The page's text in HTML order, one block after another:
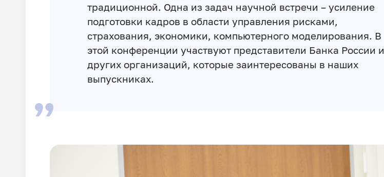
традиционной. Одна из задач научной встречи – усиление
подготовки кадров в области управления рисками,
страхования, экономики, компьютерного моделирования. В
этой конференции участвуют представители Банка России и
других организаций, которые заинтересованы в наших
выпускниках.